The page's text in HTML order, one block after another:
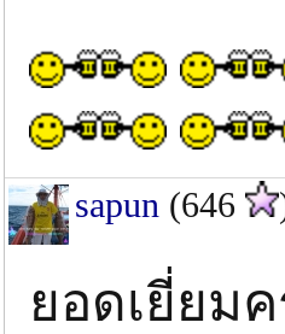
sapun (646
ยอดเยี่ยม